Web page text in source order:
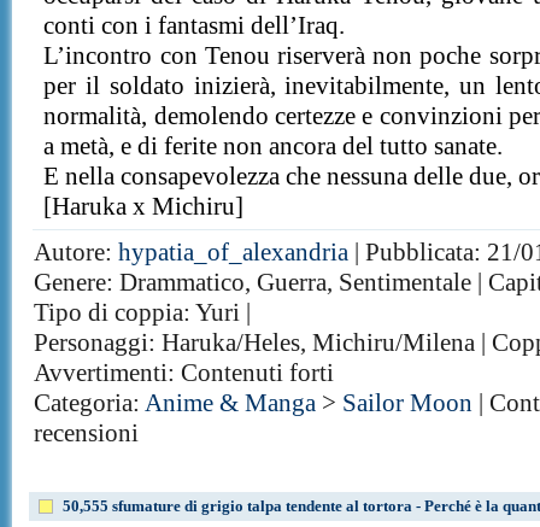
conti con i fantasmi dell’Iraq.
L’incontro con Tenou riserverà non poche
per il soldato inizierà, inevitabilmente, un
normalità, demolendo certezze e convinzioni
a metà, e di ferite non ancora del tutto sanate.
E nella consapevolezza che nessuna delle due,
[Haruka x Michiru]
Autore:hypatia_of_alexandria | Pubblicata: 21/
Genere: Drammatico, Guerra, Sentimentale |
Tipo di coppia: Yuri |
Personaggi: Haruka/Heles, Michiru/Milena |
Avvertimenti: Contenuti forti
Categoria:Anime & Manga > Sailor Moon |
recensioni
50,555 sfumature di grigio talpa tendente al tortora - Perché è la